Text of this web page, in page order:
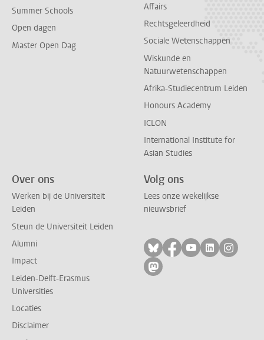
Summer Schools
Open dagen
Master Open Dag
Affairs
Rechtsgeleerdheid
Sociale Wetenschappen
Wiskunde en
Natuurwetenschappen
Afrika-Studiecentrum Leiden
Honours Academy
ICLON
International Institute for
Asian Studies
Over ons
Werken bij de Universiteit
Leiden
Steun de Universiteit Leiden
Alumni
Impact
Leiden-Delft-Erasmus
Universities
Locaties
Disclaimer
Volg ons
Lees onze wekelijkse
nieuwsbrief
Volg ons op bluesky
Volg ons op
Volg ons op
Volg ons
Volg
Volg ons op mastodon